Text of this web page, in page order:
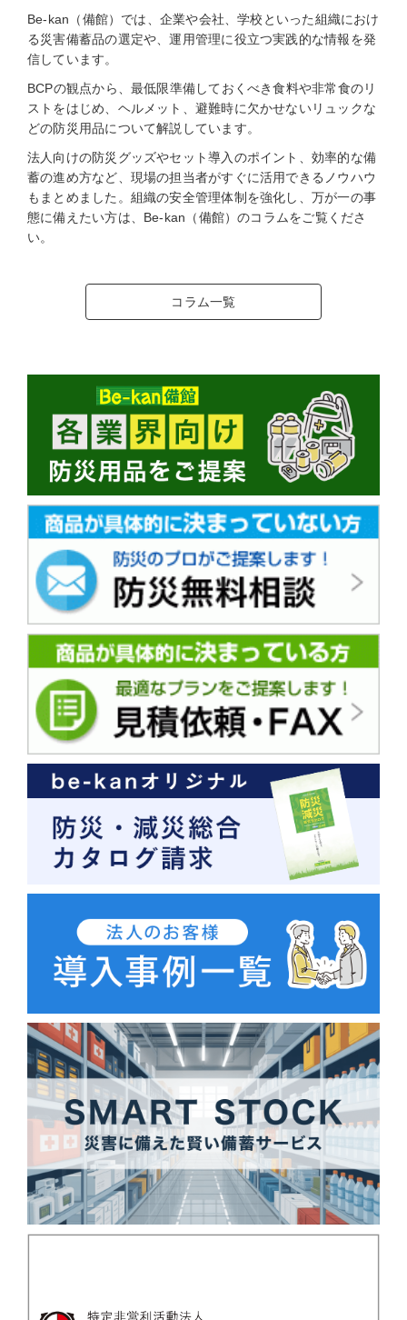
Be-kan（備館）では、企業や会社、学校といった組織におけ
る災害備蓄品の選定や、運用管理に役立つ実践的な情報を発
信しています。
BCPの観点から、最低限準備しておくべき食料や非常食のリ
ストをはじめ、ヘルメット、避難時に欠かせないリュックな
どの防災用品について解説しています。
法人向けの防災グッズやセット導入のポイント、効率的な備
蓄の進め方など、現場の担当者がすぐに活用できるノウハウ
もまとめました。組織の安全管理体制を強化し、万が一の事
態に備えたい方は、Be-kan（備館）のコラムをご覧くださ
い。
コラム一覧